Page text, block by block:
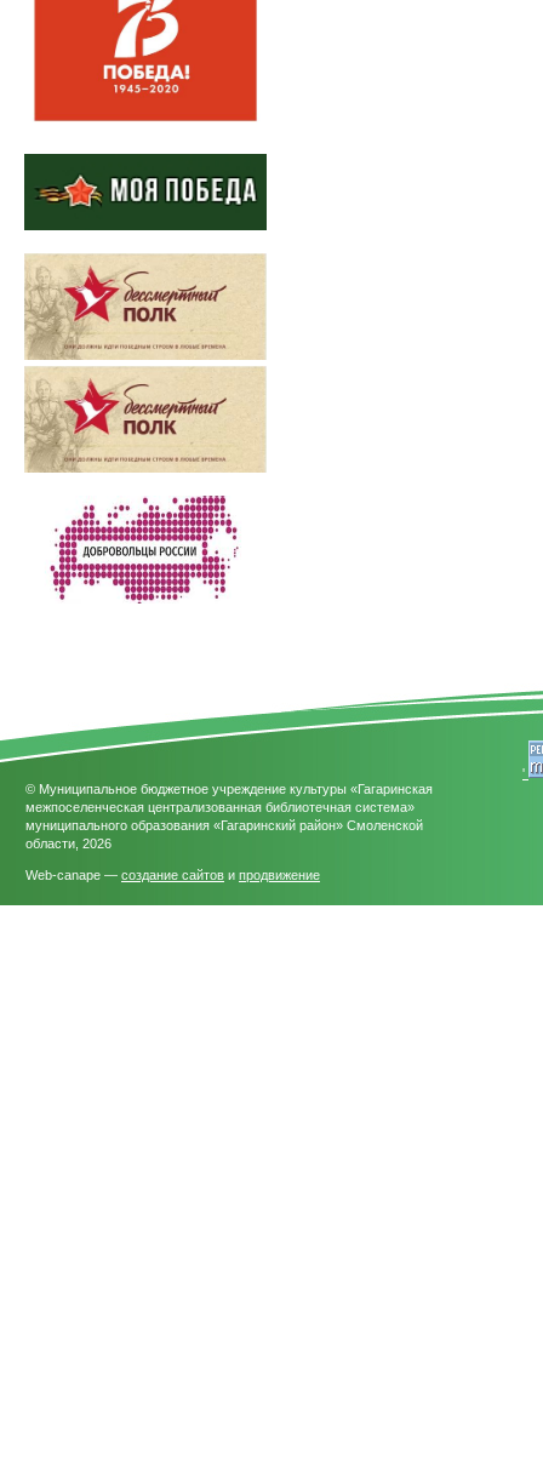
© Муниципальное бюджетное учреждение культуры «Гагаринская
межпоселенческая централизованная библиотечная система»
муниципального образования «Гагаринский район» Смоленской
области, 2026
Web-canape — создание сайтов и продвижение
'